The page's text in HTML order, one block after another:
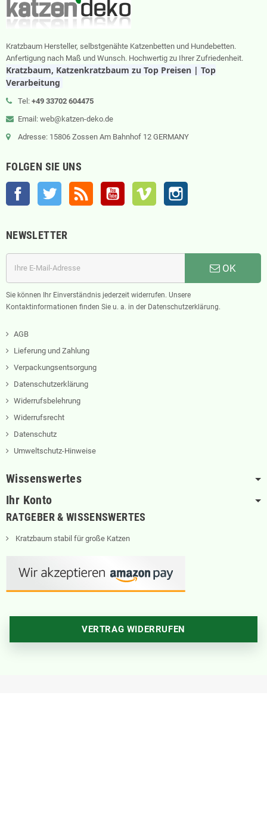
Kratzbaum Hersteller, selbstgenähte Katzenbetten und Hundebetten.
Anfertigung nach Maß und Wunsch. Hochwertig zu Ihrer Zufriedenheit.
Kratzbaum, Katzenkratzbaum zu Top Preisen | Top
Verarbeitung
Tel: +49 33702 604475
Email: web@katzen-deko.de
Adresse: 15806 Zossen Am Bahnhof 12 GERMANY
FOLGEN SIE UNS
Facebook Twitter RSS YouTube Vimeo
NEWSLETTER
OK
Sie können Ihr Einverständnis jederzeit widerrufen. Unsere
Kontaktinformationen finden Sie u. a. in der Datenschutzerklärung.
AGB
Lieferung und Zahlung
Verpackungsentsorgung
Datenschutzerklärung
Widerrufsbelehrung
Widerrufsrecht
Datenschutz
Umweltschutz-Hinweise
Wissenswertes
Ihr Konto
RATGEBER & WISSENSWERTES
Kratzbaum stabil für große Katzen
VERTRAG WIDERRUFEN